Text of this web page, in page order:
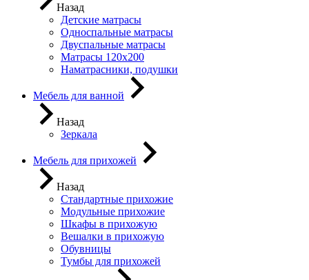
Назад
Детские матрасы
Односпальные матрасы
Двуспальные матрасы
Матрасы 120х200
Наматрасники, подушки
Мебель для ванной
Назад
Зеркала
Мебель для прихожей
Назад
Стандартные прихожие
Модульные прихожие
Шкафы в прихожую
Вешалки в прихожую
Обувницы
Тумбы для прихожей